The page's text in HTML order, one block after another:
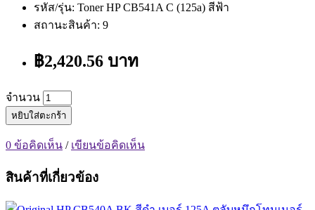
รหัส/รุ่น: Toner HP CB541A C (125a) สีฟ้า
สถานะสินค้า: 9
฿2,420.56 บาท
จำนวน
หยิบใส่ตะกร้า
0 ข้อคิดเห็น / เขียนข้อคิดเห็น
สินค้าที่เกี่ยวข้อง